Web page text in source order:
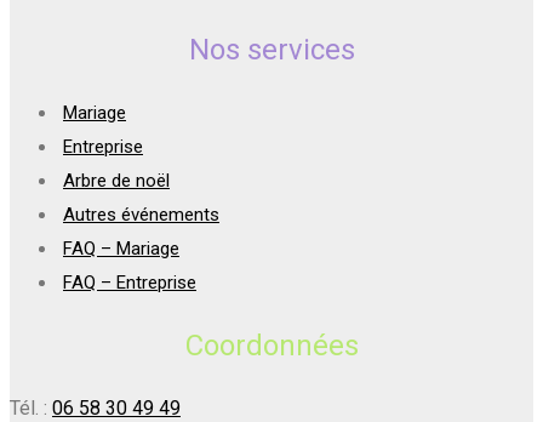
Nos services
Mariage
Entreprise
Arbre de noël
Autres événements
FAQ – Mariage
FAQ – Entreprise
Coordonnées
Tél. : 06 58 30 49 49